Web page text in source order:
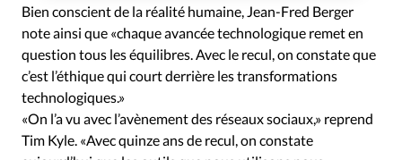
Bien conscient de la réalité humaine, Jean-Fred Berger
note ainsi que «chaque avancée technologique remet en
question tous les équilibres. Avec le recul, on constate que
c’est l’éthique qui court derrière les transformations
technologiques.»
«On l’a vu avec l’avènement des réseaux sociaux,» reprend
Tim Kyle. «Avec quinze ans de recul, on constate